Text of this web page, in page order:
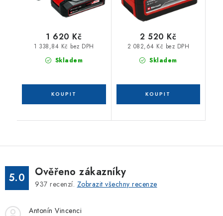
Skladem
1 338,84 Kč bez DPH
1 620 Kč
Skladem
2 082,64 Kč bez DPH
2 520 Kč
5.0 Ověřeno zákazníky
937 recenzí. Zobrazit všechny recenze
Antonín Vincenci